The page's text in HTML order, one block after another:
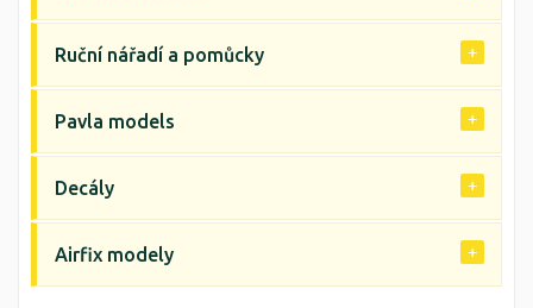
Ruční nářadí a pomůcky
Pavla models
Decály
Airfix modely